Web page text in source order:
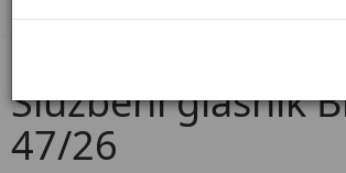
Službeni glasnik
47/26